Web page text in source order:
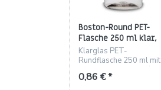
Boston-Round PET-
Flasche 250 ml klar,
Gewinde 28/410
Klarglas PET-
Rundflasche 250 ml mit
22 g
0,86 € *